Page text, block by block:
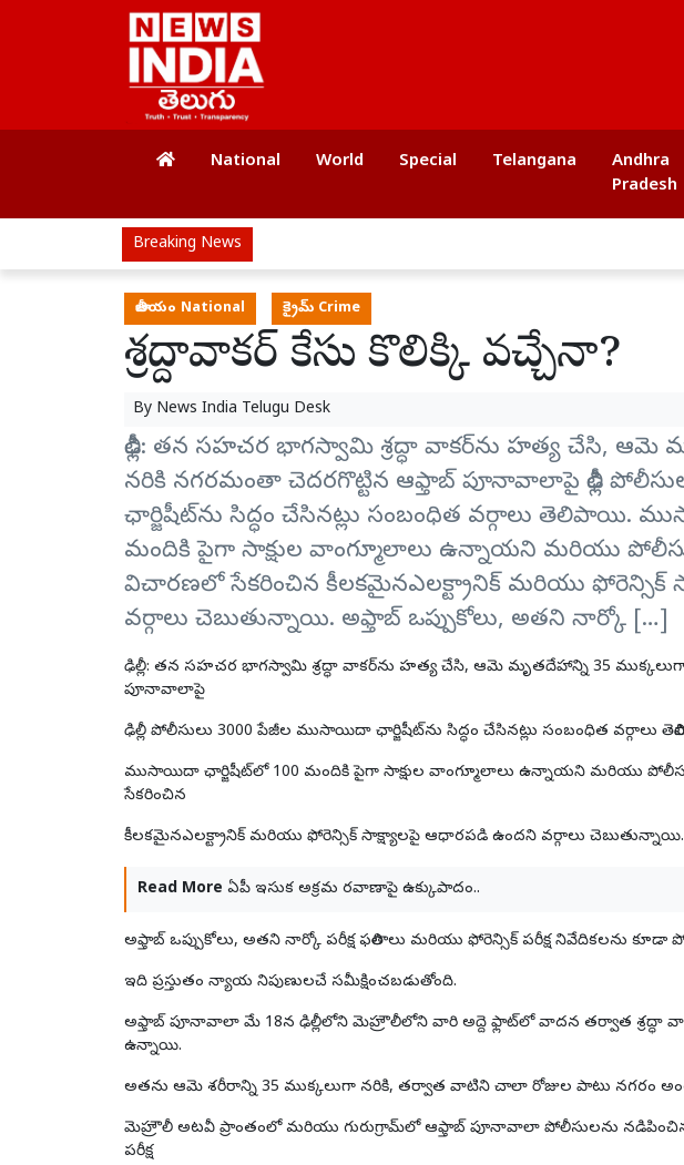
National World Special Telangana
Andhra
Pradesh
Breaking News
జాతీయం National క్రైమ్ Crime
శ్రద్దావాకర్ కేసు కొలిక్కి వచ్చేనా?
By News India Telugu Desk
ఢిల్లీ: తన సహచర భాగస్వామి శ్రద్ధా వాకర్‌ను హత్య చేసి, ఆమె
నరికి నగరమంతా చెదరగొట్టిన ఆఫ్తాబ్ పూనావాలాపై ఢిల్లీ
ఛార్జిషీట్‌ను సిద్ధం చేసినట్లు సంబంధిత వర్గాలు తెలిపాయి.
మందికి పైగా సాక్షుల వాంగ్మూలాలు ఉన్నాయని మరియు
విచారణలో సేకరించిన కీలకమైనఎలక్ట్రానిక్ మరియు ఫోరెన్సిక్
వర్గాలు చెబుతున్నాయి. అఫ్తాబ్ ఒప్పుకోలు, అతని నార్కో […]
ఢిల్లీ: తన సహచర భాగస్వామి శ్రద్ధా వాకర్‌ను హత్య చేసి, ఆమె మృతదేహాన్ని 35
పూనావాలాపై
ఢిల్లీ పోలీసులు 3000 పేజీల ముసాయిదా ఛార్జిషీట్‌ను సిద్ధం చేసినట్లు సంబంధిత వర్గాలు
ముసాయిదా ఛార్జిషీట్‌లో 100 మందికి పైగా సాక్షుల వాంగ్మూలాలు ఉన్నాయని మరియు
సేకరించిన
కీలకమైనఎలక్ట్రానిక్ మరియు ఫోరెన్సిక్ సాక్ష్యాలపై ఆధారపడి ఉందని వర్గాలు చెబుతున్నాయి.
Read More ఏపీ ఇసుక అక్రమ రవాణాపై ఉక్కుపాదం..
అఫ్తాబ్ ఒప్పుకోలు, అతని నార్కో పరీక్ష ఫలితాలు మరియు ఫోరెన్సిక్ పరీక్ష నివేదికలను
ఇది ప్రస్తుతం న్యాయ నిపుణులచే సమీక్షించబడుతోంది.
అఫ్తాబ్ పూనావాలా మే 18న ఢిల్లీలోని మెహ్రౌలీలోని వారి అద్దె ఫ్లాట్‌లో వాదన తర్వాత శ్రద్ధా
ఉన్నాయి.
అతను ఆమె శరీరాన్ని 35 ముక్కలుగా నరికి, తర్వాత వాటిని చాలా రోజుల పాటు నగరం
మెహ్రౌలీ అటవీ ప్రాంతంలో మరియు గురుగ్రామ్‌లో ఆఫ్తాబ్ పూనావాలా పోలీసులను
పరీక్ష